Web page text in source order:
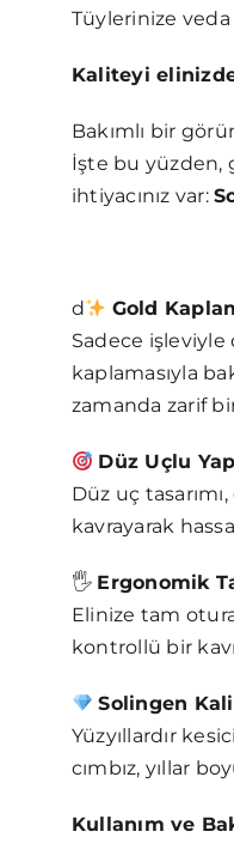
Tüylerinize veda
Kaliteyi
Bakımlı bir
İşte bu yüzden,
ihtiyacınız var:
Öne
d
Gold
Sadece
kaplamasıyla
zamanda zarif
Düz Uçlu
Düz uç
kavrayarak
🖐️ Ergonomik
Elinize tam
kontrollü bir
Solingen
Yüzyıllardır
cımbız, yıllar
Kullanım ve